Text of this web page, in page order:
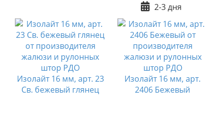
2-3 дня
Изолайт 16 мм, арт. 23
Св. бежевый глянец
Изолайт 16 мм, арт.
2406 Бежевый